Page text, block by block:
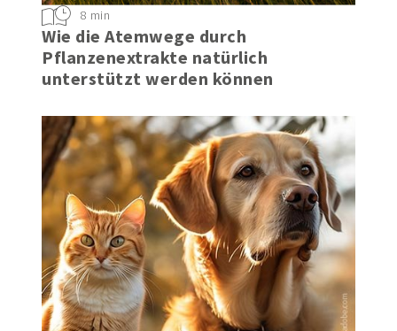
Wie die Atemwege durch
Pflanzenextrakte natürlich
unterstützt werden können
8 min